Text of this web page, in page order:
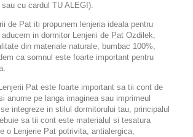
cu cardul TU ALEGI).
de Pat iti propunem lenjeria ideala pentru
in dormitor Lenjerii de Pat Ozdilek,
din materiale naturale, bumbac 100%,
ca somnul este foarte important pentru
Pat este foarte important sa tii cont de
anume pe langa imaginea sau imprimeul
integreze in stilul dormitorului tau, principalul
sa tii cont este materialul si tesatura
o Lenjerie Pat potrivita, antialergica,